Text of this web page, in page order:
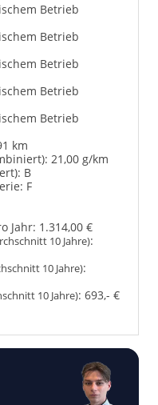
Betrieb
Betrieb
Betrieb
Betrieb
Betrieb
km
21,00 g/km
B
F
Jahr: 1.314,00 €
10 Jahre):
10 Jahre):
10 Jahre): 693,- €